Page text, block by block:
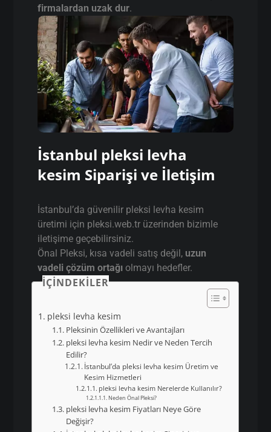
firmalardan uzak dur.
İstanbul pleksi levha
kesim Siparişi ve İletişim
İstanbul’da güvenilir pleksi levha kesim
üretimi için pleksi.web.tr üzerinden bizimle
iletişime geçebilirsiniz.
Önal Pleksi, kısa vadeli satış değil, uzun
vadeli çözüm ortağı olmayı hedefler.
İÇINDEKILER
pleksi levha kesim
Pleksinin Özellikleri ve Avantajları
pleksi levha kesim Nedir ve Neden Tercih
Edilir?
İstanbul’da pleksi levha kesim Üretim ve
Kesim Hizmetleri
pleksi levha kesim Nerelerde Kullanılır?
Neden Önal Pleksi?
pleksi levha kesim Fiyatları Neye Göre
Değişir?